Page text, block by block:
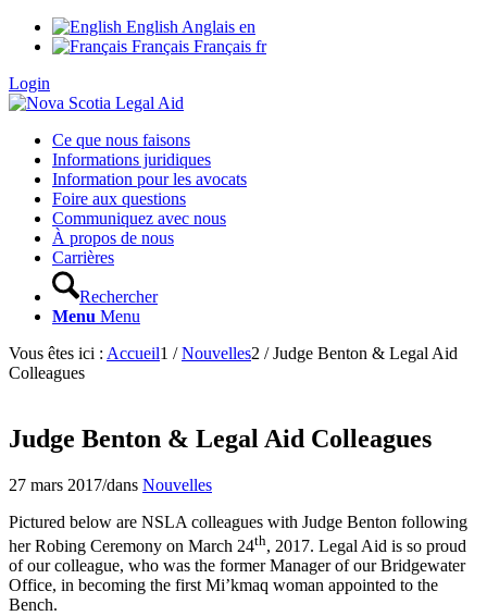
English Anglais en
Français Français fr
Login
Ce que nous faisons
Informations juridiques
Information pour les avocats
Foire aux questions
Communiquez avec nous
À propos de nous
Carrières
Rechercher
Menu Menu
Vous êtes ici : Accueil1 / Nouvelles2 / Judge Benton & Legal Aid
Colleagues
Judge Benton & Legal Aid Colleagues
27 mars 2017/dans Nouvelles
Pictured below are NSLA colleagues with Judge Benton following
her Robing Ceremony on March 24th, 2017. Legal Aid is so proud
of our colleague, who was the former Manager of our Bridgewater
Office, in becoming the first Mi’kmaq woman appointed to the
Bench.